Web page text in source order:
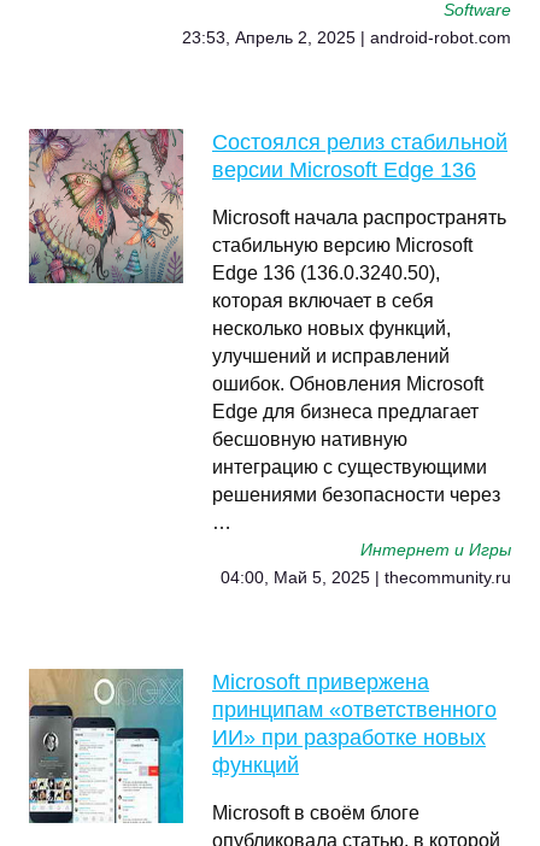
Software
23:53, Апрель 2, 2025 | android-robot.com
Состоялся релиз стабильной
версии Microsoft Edge 136
Microsoft начала распространять
стабильную версию Microsoft
Edge 136 (136.0.3240.50),
которая включает в себя
несколько новых функций,
улучшений и исправлений
ошибок. Обновления Microsoft
Edge для бизнеса предлагает
бесшовную нативную
интеграцию с существующими
решениями безопасности через
…
Интернет и Игры
04:00, Май 5, 2025 | thecommunity.ru
Microsoft привержена
принципам «ответственного
ИИ» при разработке новых
функций
Microsoft в своём блоге
опубликовала статью, в которой